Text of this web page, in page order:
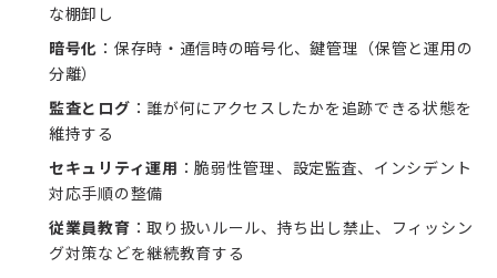
な棚卸し
暗号化 ：保存時・通信時の暗号化、鍵管理（保管と運用の
分離）
監査とログ ：誰が何にアクセスしたかを追跡できる状態を
維持する
セキュリティ運用 ：脆弱性管理、設定監査、インシデント
対応手順の整備
従業員教育 ：取り扱いルール、持ち出し禁止、フィッシン
グ対策などを継続教育する